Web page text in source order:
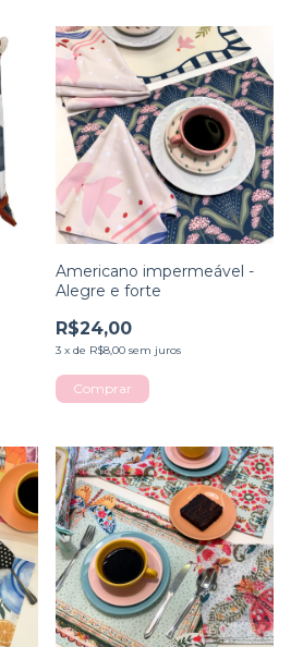
Americano impermeável -
Alegre e forte
R$24,00
3 x de R$8,00 sem juros
Comprar